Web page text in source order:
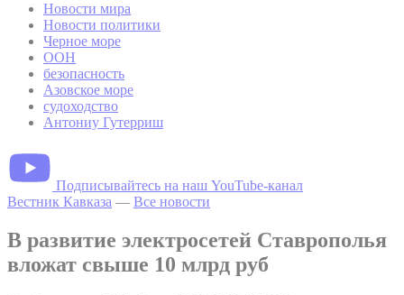
Новости мира
Новости политики
Черное море
ООН
безопасность
Азовское море
судоходство
Антониу Гутерриш
Подписывайтесь на наш YouTube-канал
Вестник Кавказа — Все новости
В развитие электросетей Ставрополья
вложат свыше 10 млрд руб